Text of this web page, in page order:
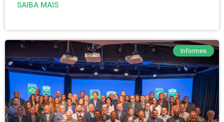
SAIBA MAIS
Informes